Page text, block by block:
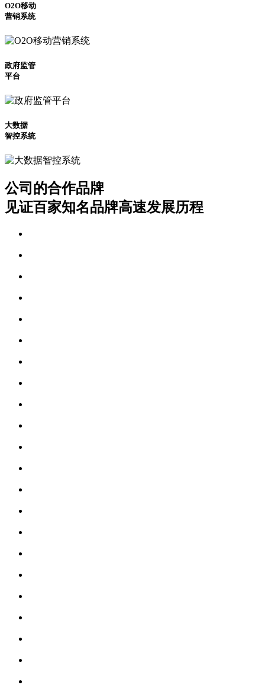
O2O移动
营销系统
政府监管
平台
大数据
智控系统
公司的合作品牌
见证百家知名品牌高速发展历程